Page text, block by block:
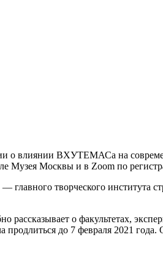
о влиянии ВХУТЕМАСа на
Музея Москвы и в Zoom по
творческого института
о факультетах,
до 7 февраля 2021 года.